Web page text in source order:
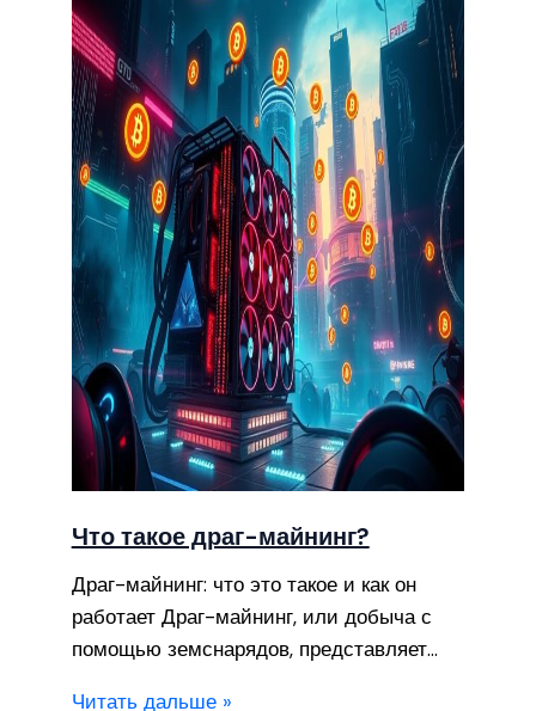
Что такое драг-майнинг?
Драг-майнинг: что это такое и как он
работает Драг-майнинг, или добыча с
помощью земснарядов, представляет…
Читать дальше »